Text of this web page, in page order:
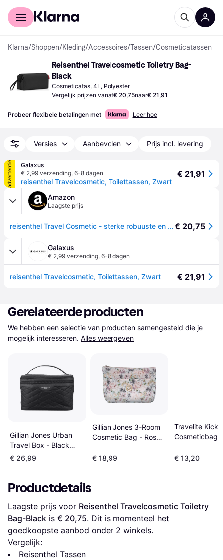
Voor shoppers
Klarna/Shoppen/Kleding/Accessoires/Tassen/Cosmeticatassen
Reisenthel Travelcosmetic Toiletry Bag-
Black
Cosmeticatas, 4L, Polyester
Vergelijk prijzen vanaf€ 20,75naar€ 21,91
Probeer flexibele betalingen met Leer hoe
Versies Aanbevolen Prijs incl. levering
advertentie
Galaxus
€ 2,99 verzending, 6-8 dagen
reisenthel Travelcosmetic, Toilettassen, Zwart
€ 21,91
Amazon
Laagste prijs
reisenthel Travel Cosmetic - sterke robuuste en praktische reiscosmeticatas, polsband, waterafstotend materiaal, zwart, 26 cm, cosmeticakoffer€ 20,75
Galaxus
€ 2,99 verzending, 6-8 dagen
reisenthel Travelcosmetic, Toilettassen, Zwart € 21,91
Gerelateerde producten
We hebben een selectie van producten samengesteld die je
mogelijk interesseren. Alles weergeven
Gillian Jones Urban
Travel Box - Black
Quilt
€ 26,99
Gillian Jones 3-Room
Cosmetic Bag - Rose
€ 18,99
Travelite Kick
Cosmeticbag -
€ 13,20
Productdetails
Laagste prijs voor Reisenthel Travelcosmetic Toiletry
Bag-Black is € 20,75. Dit is momenteel het
goedkoopste aanbod onder 2 winkels.
Vergelijk:
Reisenthel Tassen